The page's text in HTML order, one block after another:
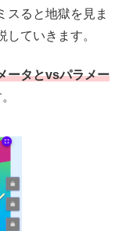
スると地獄を見ま
ていきます。
ータとvsパラメー